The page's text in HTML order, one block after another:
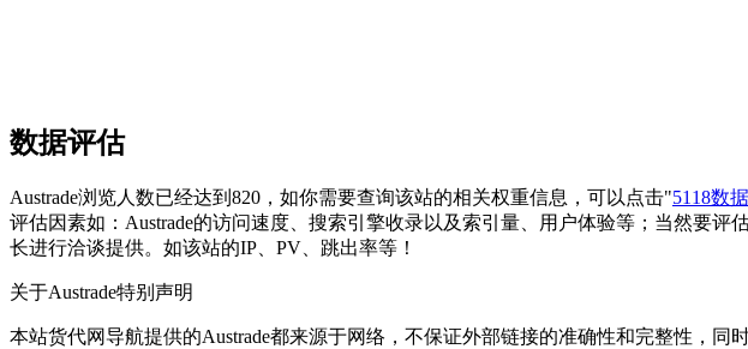
数据评估
Austrade浏览人数已经达到820，如你需要查询该站的相关权重信息，可以点击"5118数据
评估因素如：Austrade的访问速度、搜索引擎收录以及索引量、用户体验等；当然要
长进行洽谈提供。如该站的IP、PV、跳出率等！
关于Austrade特别声明
本站货代网导航提供的Austrade都来源于网络，不保证外部链接的准确性和完整性，